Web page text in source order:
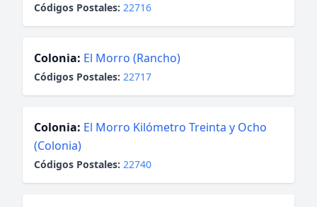
Códigos Postales: 22716
Colonia: El Morro (Rancho)
Códigos Postales: 22717
Colonia: El Morro Kilómetro Treinta y Ocho
(Colonia)
Códigos Postales: 22740